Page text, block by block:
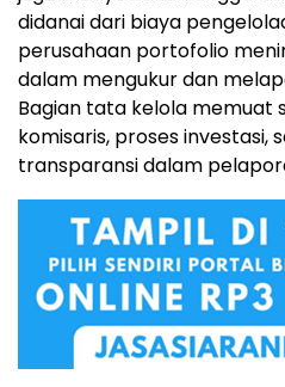
didanai dari biaya
perusahaan portofolio
dalam mengukur dan
Bagian tata kelola memuat
komisaris, proses investasi,
transparansi dalam